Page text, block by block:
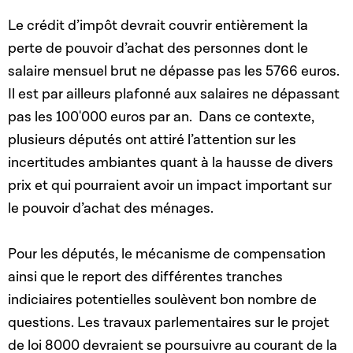
Le crédit d’impôt devrait couvrir entièrement la
perte de pouvoir d’achat des personnes dont le
salaire mensuel brut ne dépasse pas les 5766 euros.
Il est par ailleurs plafonné aux salaires ne dépassant
pas les 100'000 euros par an. Dans ce contexte,
plusieurs députés ont attiré l’attention sur les
incertitudes ambiantes quant à la hausse de divers
prix et qui pourraient avoir un impact important sur
le pouvoir d’achat des ménages.
Pour les députés, le mécanisme de compensation
ainsi que le report des différentes tranches
indiciaires potentielles soulèvent bon nombre de
questions. Les travaux parlementaires sur le projet
de loi 8000 devraient se poursuivre au courant de la